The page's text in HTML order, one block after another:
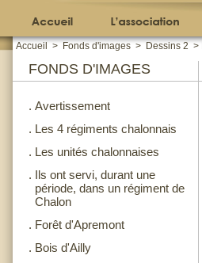
Accueil > Fonds d'images > Dessins 2 >
FONDS D'IMAGES
. Avertissement
. Les 4 régiments chalonnais
. Les unités chalonnaises
. Ils ont servi, durant une
période, dans un régiment de
Chalon
. Forêt d'Apremont
. Bois d'Ailly